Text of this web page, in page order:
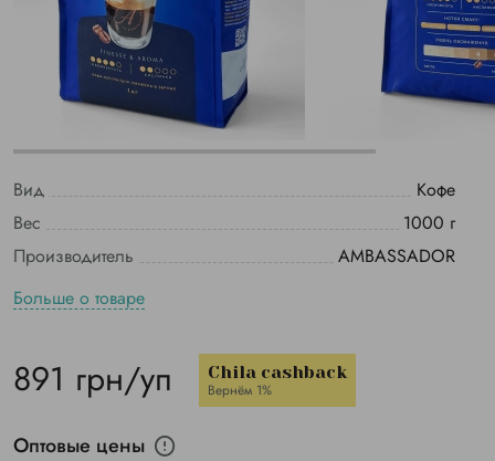
Вид
Кофе
Вес
1000 г
Производитель
AMBASSADOR
Больше о товаре
891 грн/уп Chila cashback
Вернём 1%
Оптовые цены